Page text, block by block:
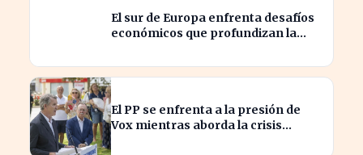
El sur de Europa enfrenta desafíos
económicos que profundizan la
El PP se enfrenta a la presión de
Vox mientras aborda la crisis